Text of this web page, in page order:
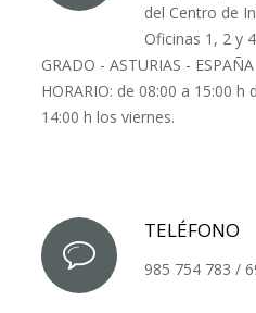
del Centro de
Oficinas 1, 2 y
GRADO - ASTURIAS - ESPAÑA
HORARIO: de 08:00 a 15:00
14:00 h los viernes.
TELÉFONO
985 754 783 /